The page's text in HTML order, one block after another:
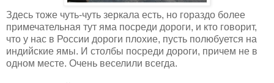
Здесь тоже чуть-чуть зеркала есть, но гораздо более
примечательная тут яма посреди дороги, и кто говорит,
что у нас в России дороги плохие, пусть полюбуется на
индийские ямы. И столбы посреди дороги, причем не в
одном месте. Очень веселили всегда.